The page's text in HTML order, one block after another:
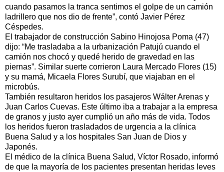
cuando pasamos la tranca sentimos el golpe de un camión
ladrillero que nos dio de frente”, contó Javier Pérez
Céspedes.
El trabajador de construcción Sabino Hinojosa Poma (47)
dijo: “Me trasladaba a la urbanización Patujú cuando el
camión nos chocó y quedé herido de gravedad en las
piernas”. Similar suerte corrieron Laura Mercado Flores (15)
y su mamá, Micaela Flores Surubí, que viajaban en el
microbús.
También resultaron heridos los pasajeros Wálter Arenas y
Juan Carlos Cuevas. Este último iba a trabajar a la empresa
de granos y justo ayer cumplió un año más de vida. Todos
los heridos fueron trasladados de urgencia a la clínica
Buena Salud y a los hospitales San Juan de Dios y
Japonés.
El médico de la clínica Buena Salud, Víctor Rosado, informó
de que la mayoría de los pacientes presentan heridas leves